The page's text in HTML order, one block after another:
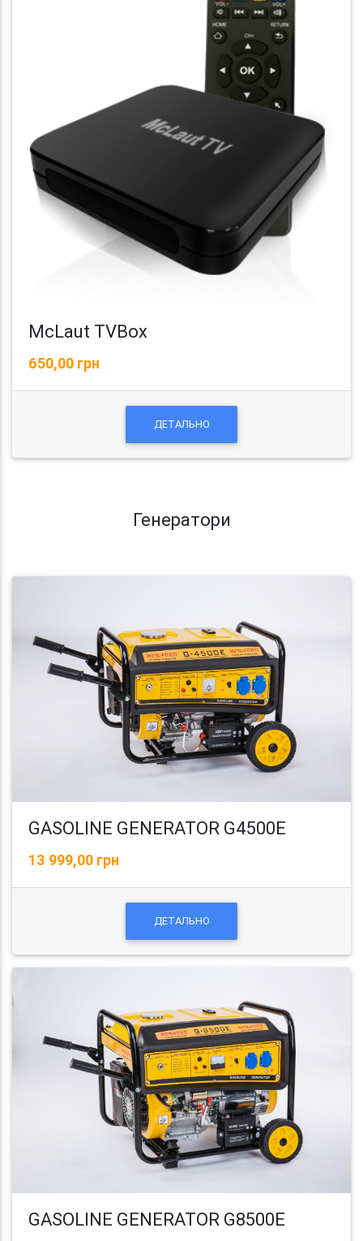
McLaut TVBox
650,00 грн
ДЕТАЛЬНО
Генератори
GASOLINE GENERATOR G4500E
13 999,00 грн
ДЕТАЛЬНО
GASOLINE GENERATOR G8500E